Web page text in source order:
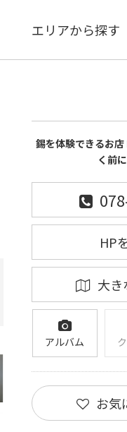
エリアから探す
錫を体験できるお
く前
HP
大き
アルバム
お気